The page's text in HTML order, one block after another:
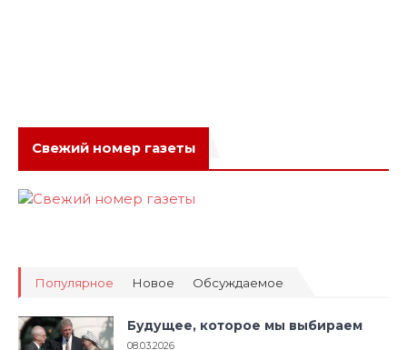
Свежий номер газеты
Популярное Новое Обсуждаемое
Будущее, которое мы выбираем
08.03.2026